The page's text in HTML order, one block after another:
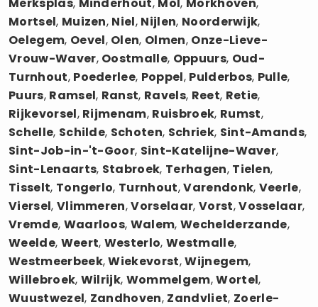
Mortsel, Muizen, Niel, Nijlen, Noorderwijk,
Oelegem, Oevel, Olen, Olmen, Onze-Lieve-
Vrouw-Waver, Oostmalle, Oppuurs, Oud-
Turnhout, Poederlee, Poppel, Pulderbos, Pulle,
Puurs, Ramsel, Ranst, Ravels, Reet, Retie,
Rijkevorsel, Rijmenam, Ruisbroek, Rumst,
Schelle, Schilde, Schoten, Schriek, Sint-Amands,
Sint-Job-in-'t-Goor, Sint-Katelijne-Waver,
Sint-Lenaarts, Stabroek, Terhagen, Tielen,
Tisselt, Tongerlo, Turnhout,Varendonk, Veerle,
Viersel, Vlimmeren,Vorselaar, Vorst,Vosselaar,
Vremde, Waarloos, Walem,Wechelderzande,
Weelde, Weert, Westerlo,Westmalle,
Westmeerbeek,Wiekevorst,Wijnegem,
Willebroek, Wilrijk, Wommelgem,Wortel,
Wuustwezel, Zandhoven, Zandvliet, Zoerle-